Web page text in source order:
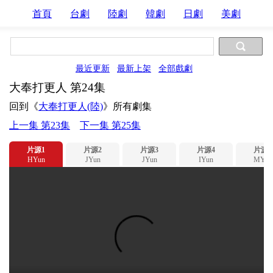
首頁 台劇 陸劇 韓劇 日劇 美劇
最近更新 最新上架 全部戲劇
大奉打更人 第24集
回到《大奉打更人(陸)》所有劇集
上一集 第23集
下一集 第25集
片源1
HYun
片源2
JYun
片源3
JYun
片源4
IYun
片源5
MYun